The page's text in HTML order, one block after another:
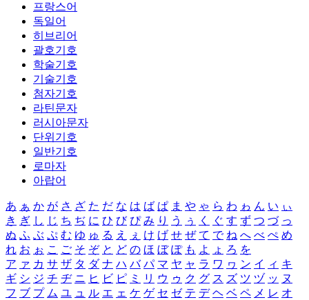
프랑스어
독일어
히브리어
괄호기호
학술기호
기술기호
첨자기호
라틴문자
러시아문자
단위기호
일반기호
로마자
아랍어
あ ぁ か が さ ざ た だ な は ば ぱ ま や ゃ ら わ ゎ ん い ぃ
き ぎ し じ ち ぢ に ひ び ぴ み り う ぅ く ぐ す ず つ づ っ
ぬ ふ ぶ ぷ む ゆ ゅ る え ぇ け げ せ ぜ て で ね へ べ ぺ め
れ お ぉ こ ご そ ぞ と ど の ほ ぼ ぽ も よ ょ ろ を
ア ァ カ サ ザ タ ダ ナ ハ バ パ マ ヤ ャ ラ ワ ヮ ン イ ィ キ
ギ シ ジ チ ヂ ニ ヒ ビ ピ ミ リ ウ ゥ ク グ ス ズ ツ ヅ ッ ヌ
フ ブ プ ム ユ ュ ル エ ェ ケ ゲ セ ゼ テ デ ヘ ベ ペ メ レ オ